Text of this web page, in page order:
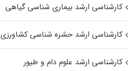
کارشناسی ارشد بیماری‌ شناسی گیاهی
کارشناسی ارشد حشره‌ شناسی کشاورزی
کارشناسی ارشد علوم دام و طیور